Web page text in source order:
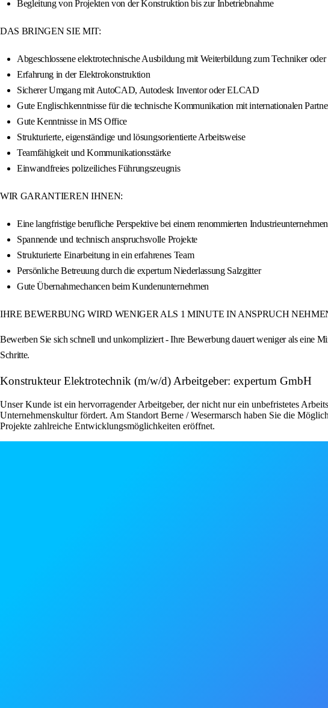
Begleitung von Projekten von der Konstruktion bis zur Inbetriebnahme
DAS BRINGEN SIE MIT:
Abgeschlossene elektrotechnische Ausbildung mit Weiterbildung zum Techniker
Erfahrung in der Elektrokonstruktion
Sicherer Umgang mit AutoCAD, Autodesk Inventor oder ELCAD
Gute Englischkenntnisse für die technische Kommunikation mit internationalen
Gute Kenntnisse in MS Office
Strukturierte, eigenständige und lösungsorientierte Arbeitsweise
Teamfähigkeit und Kommunikationsstärke
Einwandfreies polizeiliches Führungszeugnis
WIR GARANTIEREN IHNEN:
Eine langfristige berufliche Perspektive bei einem renommierten Industrieunternehmen
Spannende und technisch anspruchsvolle Projekte
Strukturierte Einarbeitung in ein erfahrenes Team
Persönliche Betreuung durch die expertum Niederlassung Salzgitter
Gute Übernahmechancen beim Kundenunternehmen
IHRE BEWERBUNG WIRD WENIGER ALS 1 MINUTE IN ANSPRUCH
Bewerben Sie sich schnell und unkompliziert - Ihre Bewerbung dauert weniger als eine
Schritte.
Konstrukteur Elektrotechnik (m/w/d) Arbeitgeber: expertum GmbH
Unser Kunde ist ein hervorragender Arbeitgeber, der nicht nur ein unbefristetes
Unternehmenskultur fördert. Am Standort Berne / Wesermarsch haben Sie die
Projekte zahlreiche Entwicklungsmöglichkeiten eröffnet.